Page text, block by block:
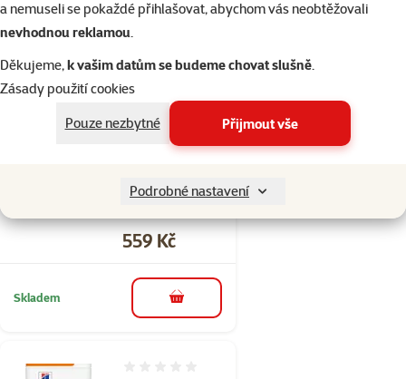
a nemuseli se pokaždé přihlašovat, abychom vás neobtěžovali
nevhodnou reklamou.
Děkujeme,k vašim datům se budeme chovat slušně.
Zásady použití cookies
Pouze nezbytné
Přijmout vše
Podrobné nastavení
k/d Péče o
Hodnocení 0%
Cena
559 Kč
Skladem do košíku